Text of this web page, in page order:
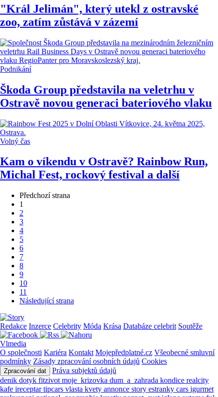
"Král Jelimán", který utekl z ostravské
zoo, zatím zůstává v zázemí
Podnikání
Škoda Group představila na veletrhu v
Ostravě novou generaci bateriového vlaku
Volný čas
Kam o víkendu v Ostravě? Rainbow Run,
Michal Fest, rockový festival a další
Předchozí strana
1
2
3
4
5
6
7
8
9
10
11
Následující strana
Redakce Inzerce Celebrity Móda Krása Databáze celebrit Soutěže
Vlmedia
O společnosti Kariéra Kontakt Mojepředplatné.cz Všeobecné smluvní
podmínky Zásady zpracování osobních údajů Cookies
Zpracování dat
Práva subjektů údajů
denik dotyk fitzivot moje_krizovka dum_a_zahrada kondice realcity
kafe ireceptartipcars vlasta kvety annonce story estranky cars igurmet